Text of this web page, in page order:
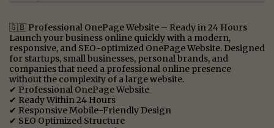
🇬🇧 Professional OnePage Website – Ready in 24 Hours
Launch your business online quickly with a modern,
responsive, and SEO-optimized OnePage Website. Designed
for startups, small businesses, personal brands, and
companies that need a professional online presence
without the complexity of a large website.
✔ Professional OnePage Website
✔ Ready Within 24 Hours
✔ Responsive Mobile-Friendly Design
✔ SEO Optimized Structure